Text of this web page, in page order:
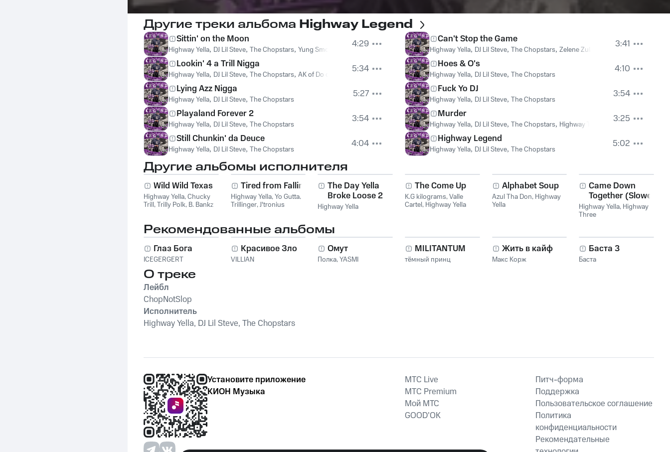
Другие треки альбома Highway Legend
Sittin' on the Moon
Highway Yella, DJ Lil Steve, The Chopstars, Yung Smoody
4:29
Lookin' 4 a Trill Nigga
Highway Yella, DJ Lil Steve, The Chopstars, AK of Do or Die
5:34
Lying Azz Nigga
Highway Yella, DJ Lil Steve, The Chopstars
5:27
Playaland Forever 2
Highway Yella, DJ Lil Steve, The Chopstars
3:54
Still Chunkin' da Deuce
Highway Yella, DJ Lil Steve, The Chopstars 4:04
Can't Stop the Game
Highway Yella, DJ Lil Steve, The Chopstars, Zelene Zulay
3:41
Hoes & O's
Highway Yella, DJ Lil Steve, The Chopstars
4:10
Fuck Yo DJ
Highway Yella, DJ Lil Steve, The Chopstars
3:54
Murder
Highway Yella, DJ Lil Steve, The Chopstars, Highway Three
3:25
Highway Legend
Highway Yella, DJ Lil Steve, The Chopstars 5:02
Другие альбомы исполнителя
Wild Wild Texas
Highway Yella,Chucky
Trill,Trilly Polk, B. Bankz
Tired from Fallin
Highway Yella,Yo Gutta,
Trillinger,J'tronius
The Day Yella
Broke Loose 2
Highway Yella
The Come Up
K.G kilograms,Valle
Cartel, Highway Yella
Alphabet Soup
Azul Tha Don, Highway
Yella
Came Down
Together (Slowed
& Chopped)
Highway Yella, Highway
Three
Рекомендованные альбомы
Глаз Бога
ICEGERGERT
Красивое Зло
VILLIAN
Омут
Полка,YASMI
MILITANTUM
тёмный принц
Жить в кайф
Макс Корж
Баста 3
Баста
О треке
Лейбл
ChopNotSlop
Исполнитель
Highway Yella, DJ Lil Steve, The Chopstars
Установите приложение
КИОН Музыка
MTС Live
MTС Premium
Мой МТС
GOOD’OK
Питч-форма
Поддержка
Пользовательское соглашение
Политика
конфиденциальности
Рекомендательные